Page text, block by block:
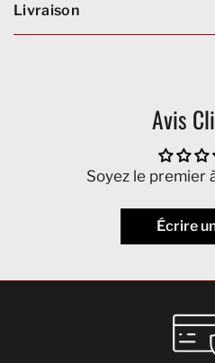
Livraison
Avis
Soyez le premier
Écrire